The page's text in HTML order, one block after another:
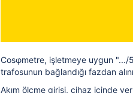
Cosφmetre, işletmeye uygun ".../
trafosunun bağlandığı fazdan
Akım ölçme girişi, cihaz içinde